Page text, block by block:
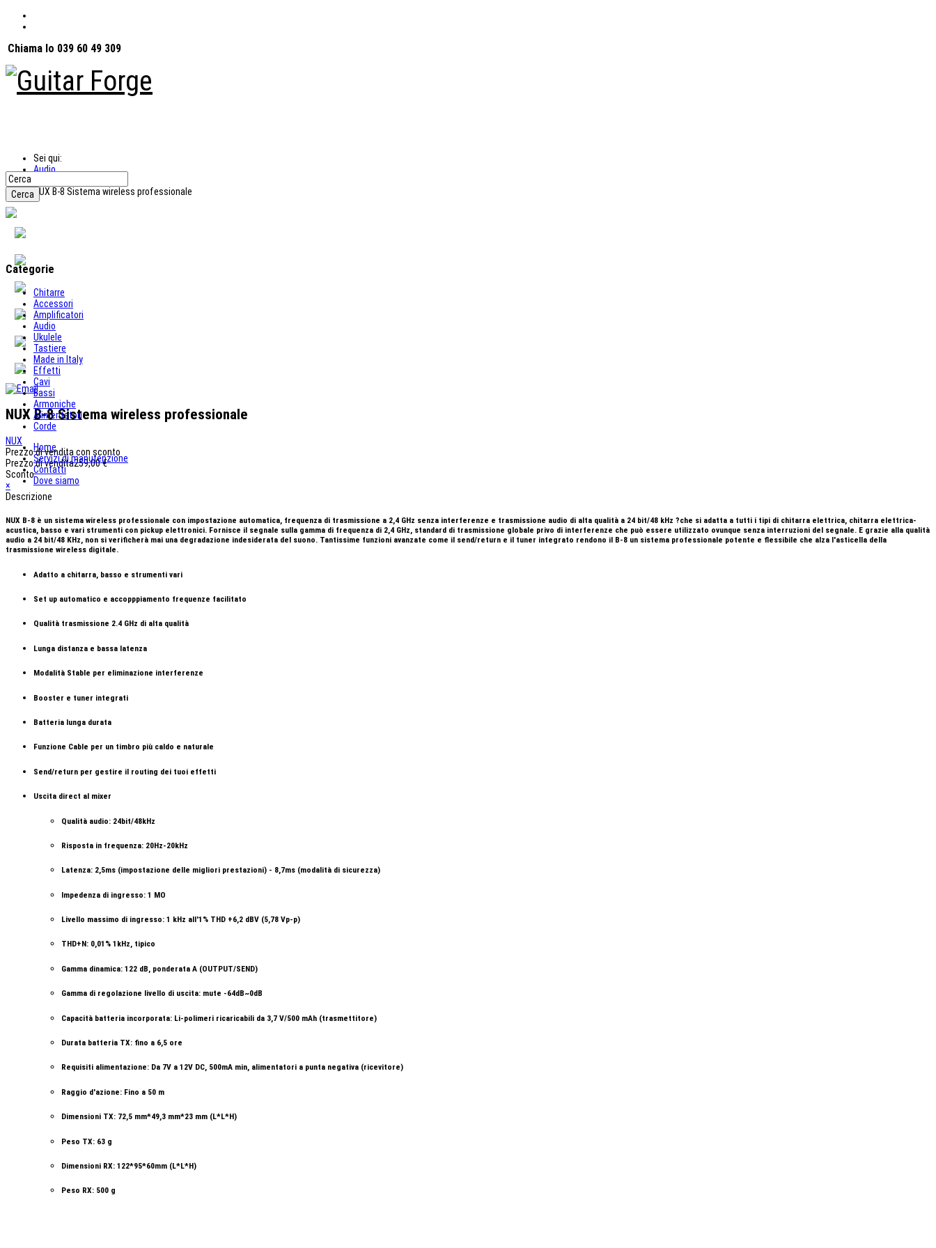
Chiama lo 039 60 49 309
Categorie
Chitarre
Accessori
Amplificatori
Audio
Ukulele
Tastiere
Made in Italy
Effetti
Cavi
Bassi
Armoniche
Alimentatori
Corde
Home
Servizi di manutenzione
Contatti
Dove siamo
Sei qui:
Audio
NUX B-8 Sistema wireless professionale
NUX B-8 Sistema wireless professionale
NUX
Prezzo di vendita con sconto
Prezzo di vendita259,00 €
Sconto
×
Descrizione
NUX B-8 è un sistema wireless professionale con impostazione automatica, frequenza di trasmissione a 2,4 GHz senza interferenze e trasmissione audio di alta qualità a 24 bit/48 kHz ?che si adatta a tutti i tipi di chitarra elettrica, chitarra elettrica-
acustica, basso e vari strumenti con pickup elettronici. Fornisce il segnale sulla gamma di frequenza di 2,4 GHz, standard di trasmissione globale privo di interferenze che può essere utilizzato ovunque senza interruzioni del segnale. E grazie alla qualità
audio a 24 bit/48 KHz, non si verificherà mai una degradazione indesiderata del suono. Tantissime funzioni avanzate come il send/return e il tuner integrato rendono il B-8 un sistema professionale potente e flessibile che alza l'asticella della
trasmissione wireless digitale.
Adatto a chitarra, basso e strumenti vari
Set up automatico e accopppiamento frequenze facilitato
Qualità trasmissione 2.4 GHz di alta qualità
Lunga distanza e bassa latenza
Modalità Stable per eliminazione interferenze
Booster e tuner integrati
Batteria lunga durata
Funzione Cable per un timbro più caldo e naturale
Send/return per gestire il routing dei tuoi effetti
Uscita direct al mixer
Qualità audio: 24bit/48kHz
Risposta in frequenza: 20Hz-20kHz
Latenza: 2,5ms (impostazione delle migliori prestazioni) - 8,7ms (modalità di sicurezza)
Impedenza di ingresso: 1 MO
Livello massimo di ingresso: 1 kHz all'1% THD +6,2 dBV (5,78 Vp-p)
THD+N: 0,01% 1kHz, tipico
Gamma dinamica: 122 dB, ponderata A (OUTPUT/SEND)
Gamma di regolazione livello di uscita: mute -64dB~0dB
Capacità batteria incorporata: Li-polimeri ricaricabili da 3,7 V/500 mAh (trasmettitore)
Durata batteria TX: fino a 6,5 ore
Requisiti alimentazione: Da 7V a 12V DC, 500mA min, alimentatori a punta negativa (ricevitore)
Raggio d'azione: Fino a 50 m
Dimensioni TX: 72,5 mm*49,3 mm*23 mm (L*L*H)
Peso TX: 63 g
Dimensioni RX: 122*95*60mm (L*L*H)
Peso RX: 500 g